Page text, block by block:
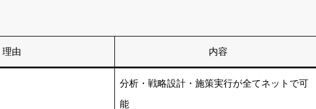
理由 内容
分析・戦略設計・施策実行が全てネットで可
能